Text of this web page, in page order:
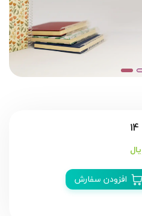
افزودن سفارش